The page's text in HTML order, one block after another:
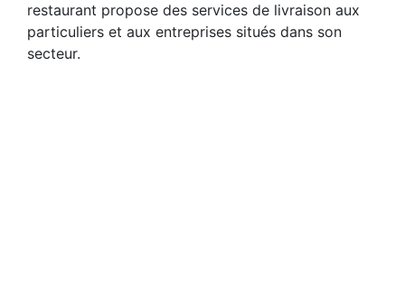
restaurant propose des services de livraison aux
particuliers et aux entreprises situés dans son
secteur.